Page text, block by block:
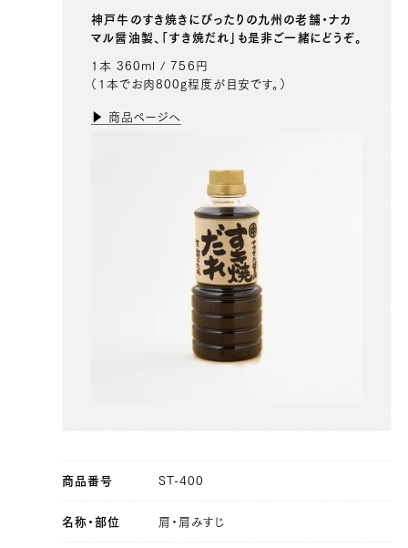
20,736 円 17280.0
39369100001411
true 5-6人前（1kg） false
神戸牛のすき焼きにぴったりの九州の老舗・ナカ
マル醤油製、「すき焼だれ」も是非ご一緒にどうぞ。
1本 360ml / 756円
（1本でお肉800g程度が目安です。）
▶ 商品ページへ
商品番号 ST-400
名称・部位 肩・肩みすじ